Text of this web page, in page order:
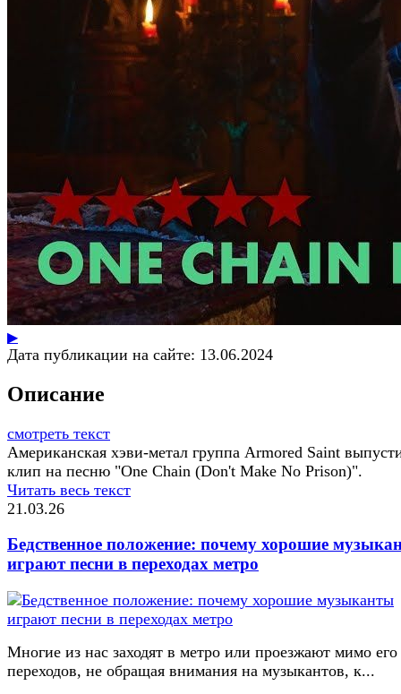
▶
Дата публикации на сайте: 13.06.2024
Описание
смотреть текст
Американская хэви-метал группа Armored Saint
клип на песню "One Chain (Don't Make No Prison)".
Читать весь текст
21.03.26
Бедственное положение: почему хорошие
играют песни в переходах метро
Многие из нас заходят в метро или проезжают мимо его
переходов, не обращая внимания на музыкантов, к...